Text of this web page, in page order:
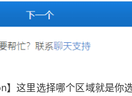
这里选择哪个区域就是你